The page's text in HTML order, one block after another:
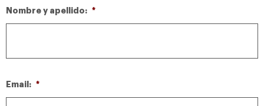
Nombre y apellido: *
Email: *